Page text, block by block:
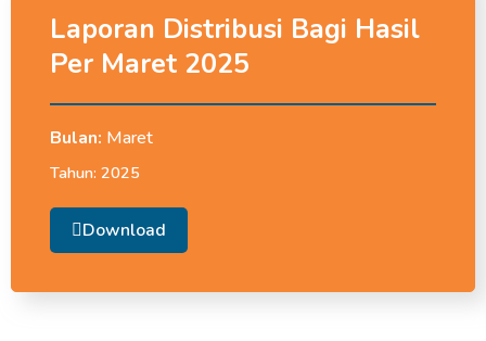
Laporan Distribusi Bagi Hasil
Per Maret 2025
Bulan: Maret
Tahun: 2025
Download